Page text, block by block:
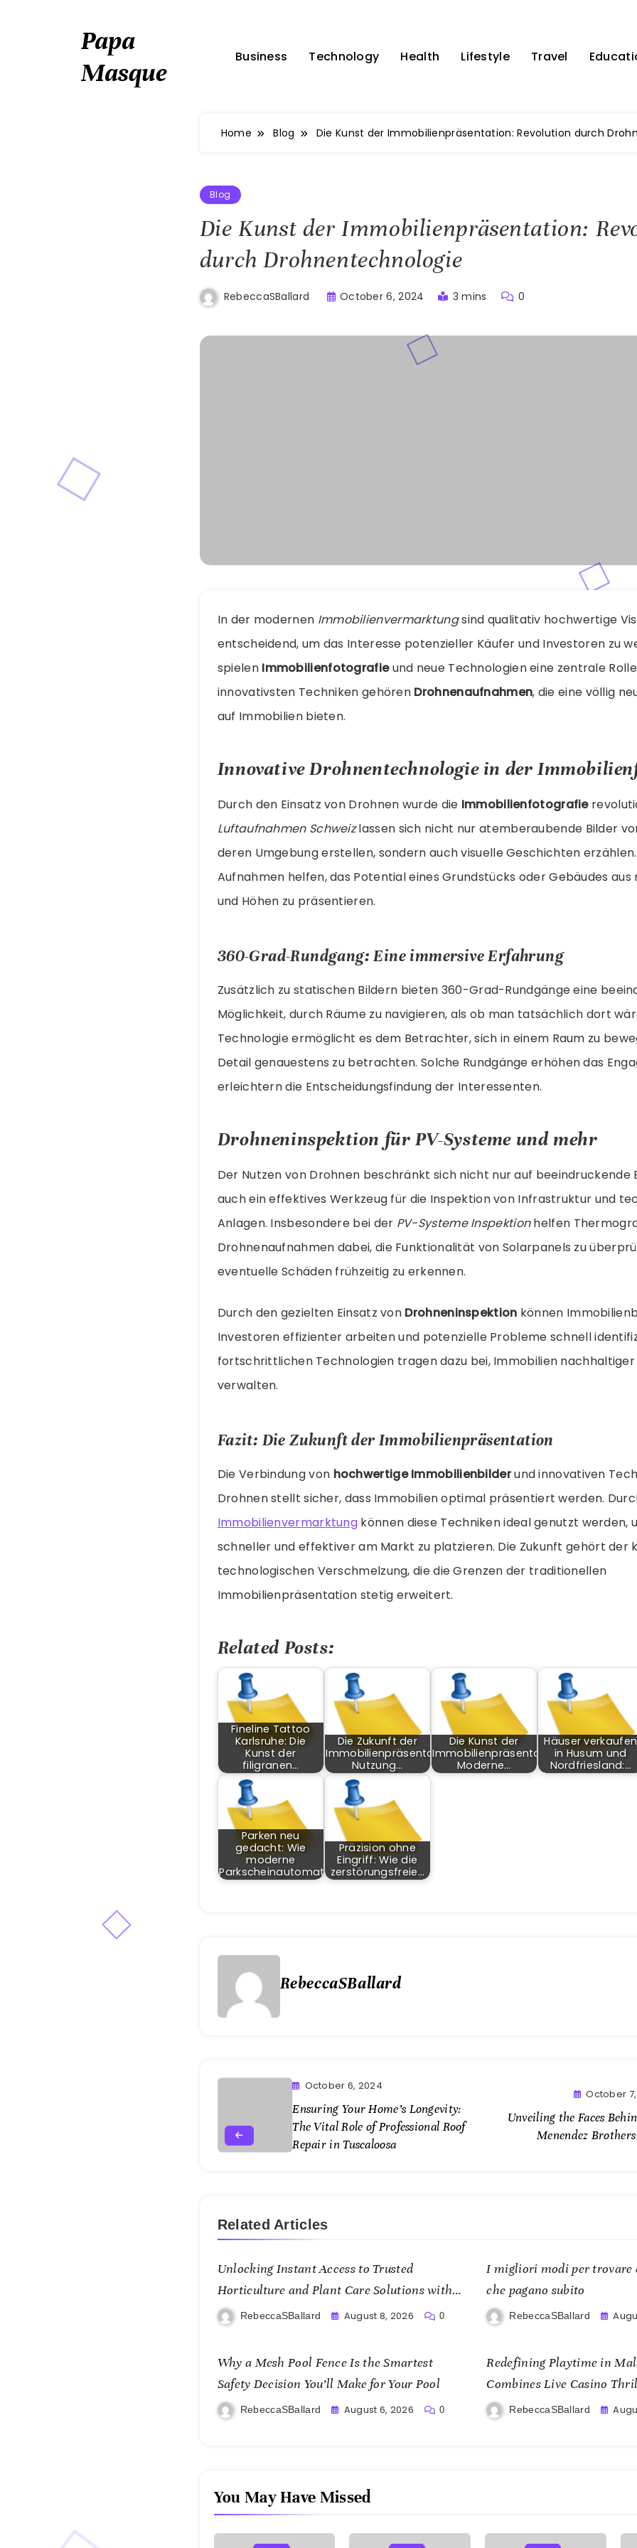
Papa
Masque
Business Technology Health Lifestyle Travel
Home Blog Die Kunst der Immobilienpräsentation: Revolution durch
Blog
Die Kunst der Immobilienpräsentation:
durch Drohnentechnologie
RebeccaSBallard October 6, 2024 3 mins 0
In der modernen Immobilienvermarktungsind qualitativ hochwertige
entscheidend, um das Interesse potenzieller Käufer und Investoren zu
spielen Immobilienfotografieund neue Technologien eine zentrale
innovativsten Techniken gehören Drohnenaufnahmen, die eine völlig
auf Immobilien bieten.
Innovative Drohnentechnologie in der
Durch den Einsatz von Drohnen wurde die Immobilienfotografie
Luftaufnahmen Schweizlassen sich nicht nur atemberaubende Bilder
deren Umgebung erstellen, sondern auch visuelle Geschichten
Aufnahmen helfen, das Potential eines Grundstücks oder Gebäudes aus
und Höhen zu präsentieren.
360-Grad-Rundgang: Eine immersive Erfahrung
Zusätzlich zu statischen Bildern bieten 360-Grad-Rundgänge eine
Möglichkeit, durch Räume zu navigieren, als ob man tatsächlich dort
Technologie ermöglicht es dem Betrachter, sich in einem Raum zu
Detail genauestens zu betrachten. Solche Rundgänge erhöhen das
erleichtern die Entscheidungsfindung der Interessenten.
Drohneninspektion für PV-Systeme und mehr
Der Nutzen von Drohnen beschränkt sich nicht nur auf beeindruckende
auch ein effektives Werkzeug für die Inspektion von Infrastruktur und
Anlagen. Insbesondere bei der PV-Systeme Inspektionhelfen
Drohnenaufnahmen dabei, die Funktionalität von Solarpanels zu
eventuelle Schäden frühzeitig zu erkennen.
Durch den gezielten Einsatz von Drohneninspektion können
Investoren effizienter arbeiten und potenzielle Probleme schnell
fortschrittlichen Technologien tragen dazu bei, Immobilien nachhaltiger
verwalten.
Fazit: Die Zukunft der Immobilienpräsentation
Die Verbindung von hochwertige Immobilienbilderund innovativen
Drohnen stellt sicher, dass Immobilien optimal präsentiert werden.
Immobilienvermarktung können diese Techniken ideal genutzt werden,
schneller und effektiver am Markt zu platzieren. Die Zukunft gehört der
technologischen Verschmelzung, die die Grenzen der traditionellen
Immobilienpräsentation stetig erweitert.
Related Posts:
Fineline Tattoo
Karlsruhe: Die
Kunst der
filigranen…
Die Zukunft der
Immobilienpräsentation:
Nutzung…
Die Kunst der
Immobilienpräsentation:
Moderne…
Häuser verkaufen
in Husum und
Nordfriesland:…
Parken neu
gedacht: Wie
moderne
Parkscheinautomaten…
Präzision ohne
Eingriff: Wie die
zerstörungsfreie…
RebeccaSBallard
October 6, 2024
Ensuring Your Home’s Longevity:
The Vital Role of Professional Roof
Repair in Tuscaloosa
October
Unveiling the Faces
Menendez
Related Articles
Unlocking Instant Access to Trusted
Horticulture and Plant Care Solutions with
KOI77 LINK
RebeccaSBallard August 8, 2026 0
I migliori modi per trovare
che pagano subito
RebeccaSBallard
Why a Mesh Pool Fence Is the Smartest
Safety Decision You’ll Make for Your Pool
RebeccaSBallard August 6, 2026 0
Redefining Playtime in
Combines Live Casino
and Mobile Freedom
RebeccaSBallard
You May Have Missed